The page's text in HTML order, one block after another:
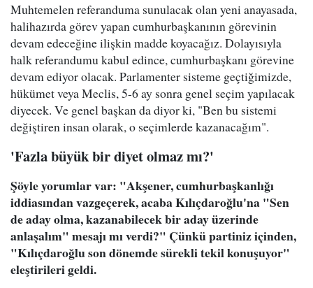
Muhtemelen referanduma sunulacak olan yeni anayasada,
halihazırda görev yapan cumhurbaşkanının görevinin
devam edeceğine ilişkin madde koyacağız. Dolayısıyla
halk referandumu kabul edince, cumhurbaşkanı görevine
devam ediyor olacak. Parlamenter sisteme geçtiğimizde,
hükümet veya Meclis, 5-6 ay sonra genel seçim yapılacak
diyecek. Ve genel başkan da diyor ki, "Ben bu sistemi
değiştiren insan olarak, o seçimlerde kazanacağım".
'Fazla büyük bir diyet olmaz mı?'
Şöyle yorumlar var: "Akşener, cumhurbaşkanlığı
iddiasından vazgeçerek, acaba Kılıçdaroğlu'na "Sen
de aday olma, kazanabilecek bir aday üzerinde
anlaşalım" mesajı mı verdi?" Çünkü partiniz içinden,
"Kılıçdaroğlu son dönemde sürekli tekil konuşuyor"
eleştirileri geldi.